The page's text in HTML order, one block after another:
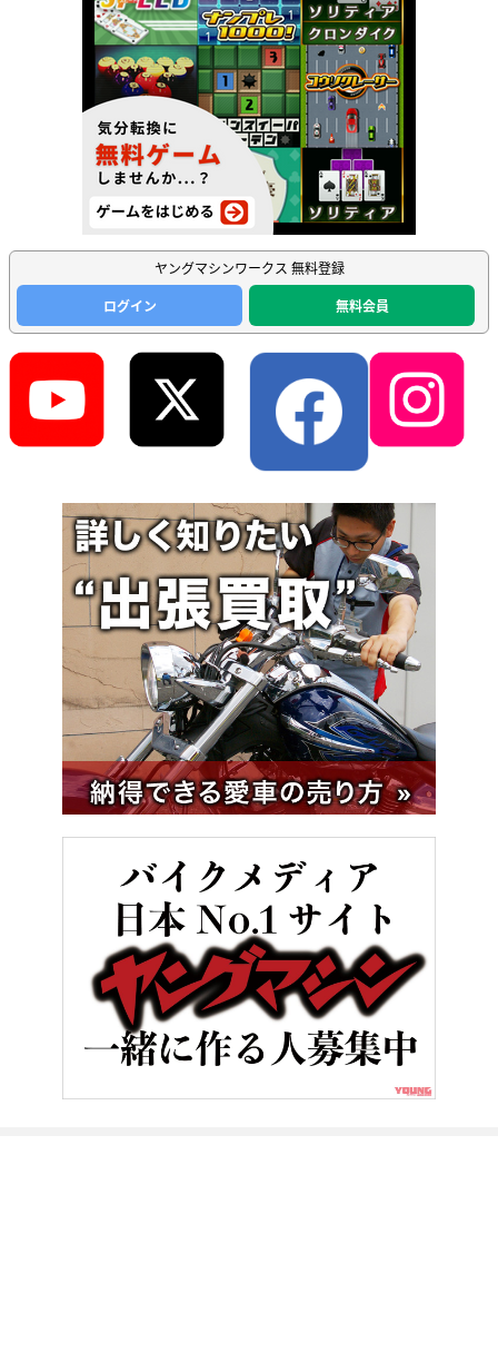
ヤングマシンワークス 無料登録
ログイン
無料会員